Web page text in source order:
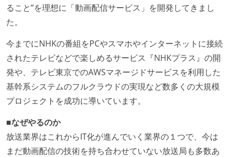
ること”を理想に「動画配信サービス」を開発してきまし
た。
今までにNHKの番組をPCやスマホやインターネットに接続
されたテレビなどで楽しめるサービス『NHKプラス』の開
発や、テレビ東京でのAWSマネージドサービスを利用した
基幹系システムのフルクラウドの実現など数多くの大規模
プロジェクトを成功に導いています。
■なぜやるのか
放送業界はこれからIT化が進んでいく業界の１つで、今は
まだ動画配信の技術を持ち合わせていない放送局も多数あ